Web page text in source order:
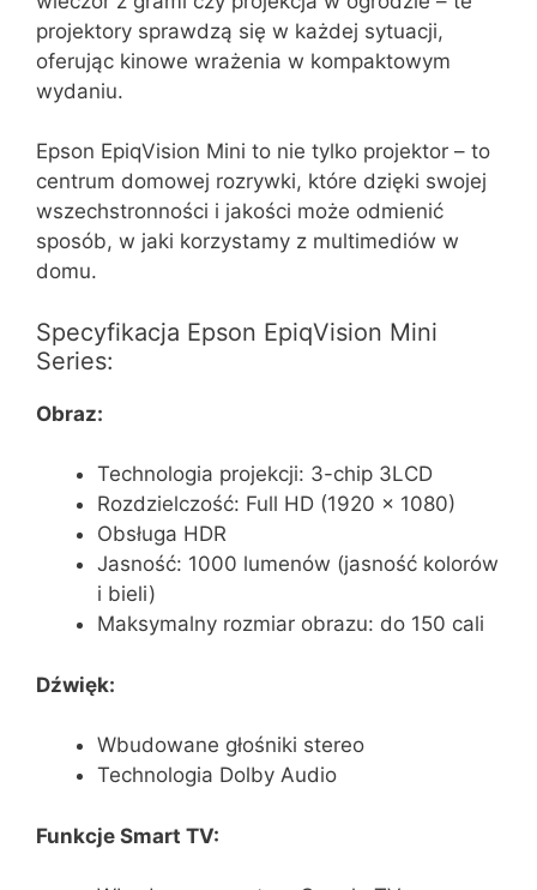
projektory sprawdzą się w każdej sytuacji,
oferując kinowe wrażenia w kompaktowym
wydaniu.
Epson EpiqVision Mini to nie tylko projektor – to
centrum domowej rozrywki, które dzięki swojej
wszechstronności i jakości może odmienić
sposób, w jaki korzystamy z multimediów w
domu.
Specyfikacja Epson EpiqVision Mini
Series:
Obraz:
Technologia projekcji: 3-chip 3LCD
Rozdzielczość: Full HD (1920 x 1080)
Obsługa HDR
Jasność: 1000 lumenów (jasność kolorów
i bieli)
Maksymalny rozmiar obrazu: do 150 cali
Dźwięk:
Wbudowane głośniki stereo
Technologia Dolby Audio
Funkcje Smart TV: